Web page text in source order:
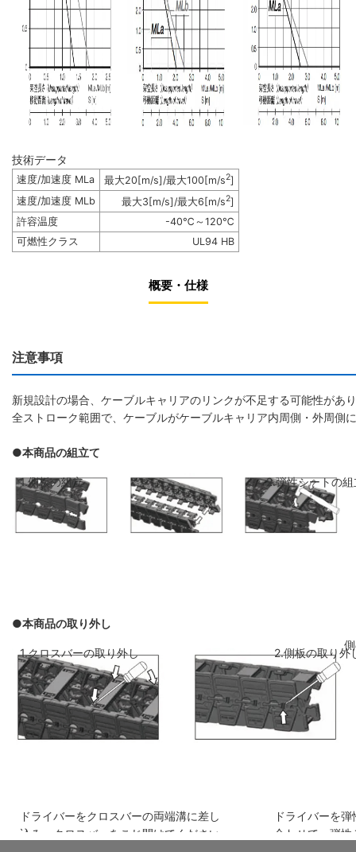
技術データ
速度/加速度 MLa 最大20[m/s]/最大100[m/s2]
速度/加速度 MLb
最大3[m/s]/最大6[m/s2]
許容温度
-40℃～120℃
可燃性クラス
UL94 HB
概要・仕様
注意事項
新規設計の場合、ケーブルキャリアのリンクが不足する可能性が
全ストローク範囲で、ケーブルがケーブルキャリア内周側・外周側
●本商品の組立て
1.側板の組立 2.弾性シートの組
側板のリンクを斜めに前のリンクに差し
込み、はめ込みます
弾性シートを両
ください
●本商品の取り外し
1.クロスバーの取り外し 2.側板の取り外
ドライバーをクロスバーの両端溝に差し
込み、クロスバーをこじ開けてください
ドライバーを
合わせて、弾